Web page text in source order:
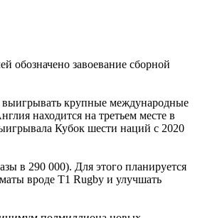
обозначено завоевание сборной
выигрывать крупные международные
находится на третьем месте в
Кубок шести наций с 2020
в 290 000). Для этого планируется
вроде T1 Rugby и улучшать